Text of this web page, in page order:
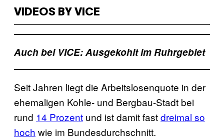
VIDEOS BY VICE
Auch bei VICE: Ausgekohlt im Ruhrgebiet
Seit Jahren liegt die Arbeitslosenquote in der
ehemaligen Kohle- und Bergbau-Stadt bei
rund 14 Prozent und ist damit fastdreimal so
hoch wie im Bundesdurchschnitt.